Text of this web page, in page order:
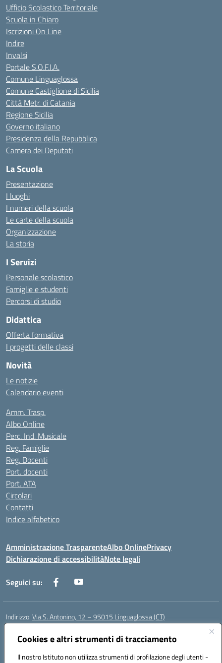
Cookies e altri strumenti di tracciamento
Il nostro Istituto non utilizza strumenti di profilazione degli utenti -
Ufficio Scolastico Territoriale
Scuola in Chiaro
Iscrizioni On Line
Indire
Invalsi
Portale S.O.F.I.A.
Comune Linguaglossa
Comune Castiglione di Sicilia
Città Metr. di Catania
Regione Sicilia
Governo italiano
Presidenza della Repubblica
Camera dei Deputati
La Scuola
Presentazione
I luoghi
I numeri della scuola
Le carte della scuola
Organizzazione
La storia
I Servizi
Personale scolastico
Famiglie e studenti
Percorsi di studio
Didattica
Offerta formativa
I progetti delle classi
Novità
Le notizie
Calendario eventi
Amm. Trasp.
Albo Online
Perc. Ind. Musicale
Reg. Famiglie
Reg. Docenti
Port. docenti
Port. ATA
Circolari
Contatti
Indice alfabetico
Amministrazione TrasparenteAlbo OnlinePrivacy
Dichiarazione di accessibilitàNote legali
Seguici su:
Indirizzo:Via S. Antonino, 12 – 95015 Linguaglossa (CT)
Centralino:
Posta elettronica certificata (PEC):ctic83200r@pec.istruzione.it
Codice fiscale: 83002470876